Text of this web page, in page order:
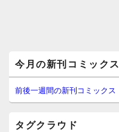
イ
ン
サ
イ
今月の新刊コミックス
前後一週間の新刊コミックス
タグクラウド